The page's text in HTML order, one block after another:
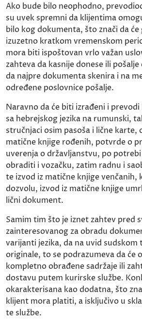
Ako bude bilo neophodno,
su uvek spremni da klijentima
bilo kog dokumenta, što znači da
izuzetno kratkom vremenskom
mora biti ispoštovan vrlo važan
zahteva da kasnije donese ili
da najpre dokumenta skenira i na
određene poslovnice pošalje.
Naravno da će biti izrađeni i
sa hebrejskog jezika na rumunski,
stručnjaci osim pasoša i lične karte,
matične knjige rođenih, potvrde o
uverenja o državljanstvu, po
obraditi i vozačku, zatim radnu i
te izvod iz matične knjige venčanih,
dozvolu, izvod iz matične knjige
lični dokument.
Samim tim što je iznet zahtev pred
zainteresovanog za obradu
varijanti jezika, da na uvid sudskom
originale, to se podrazumeva da će
kompletno obrađene sadržaje ili
dostavu putem kurirske službe.
okarakterisana kao dodatna, što
klijent mora platiti, a isključivo u
te službe.